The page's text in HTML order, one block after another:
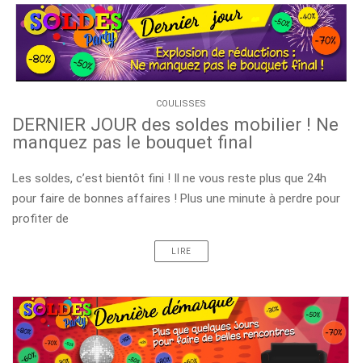
COULISSES
DERNIER JOUR des soldes mobilier ! Ne
manquez pas le bouquet final
Les soldes, c’est bientôt fini ! Il ne vous reste plus que 24h
pour faire de bonnes affaires ! Plus une minute à perdre pour
profiter de
LIRE